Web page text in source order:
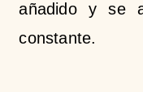
añadido y se
constante.